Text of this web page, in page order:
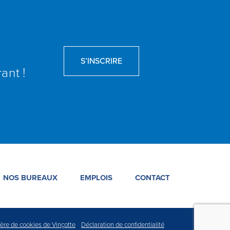
!
S’INSCRIRE
NOS BUREAUX EMPLOIS CONTACT
de cookies de Vinçotte Déclaration de confidentialité